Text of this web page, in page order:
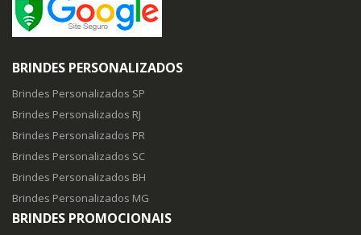
BRINDES PERSONALIZADOS
Brindes Personalizados SP
Brindes Personalizados RJ
Brindes Personalizados PR
Brindes Personalizados SC
Brindes Personalizados BH
Brindes Personalizados MG
BRINDES PROMOCIONAIS